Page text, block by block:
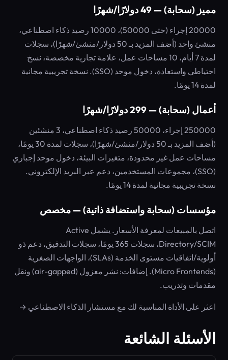
مميز (سحابة) — 49 دولارًا/شهرًا
20000 إجراء (حتى 50000)، 10000 رصيد ذكاء اصطناعي،
منشئ واحد (أضف المزيد بـ 50 دولار/منشئ/شهرًا)، سجلات
لمدة 7 أيام، 10 مساحات عمل، علامة تجارية مخصصة، نسخ
احتياطي واستعادة، دخول موحد (SSO). نسخة تجريبية مجانية
لمدة 14 يومًا.
أعمال (سحابة) — 299 دولارًا/شهرًا
250000 إجراء، 50000 رصيد ذكاء اصطناعي، 3 منشئين
(أضف المزيد بـ 50 دولار/منشئ/شهرًا)، سجلات لمدة 30 يومًا،
مساحات عمل غير محدودة، متغيرات البيئة، دخول موحد إجباري
(SSO)، مجموعات المستخدمين، دعم عبر البريد الإلكتروني.
نسخة تجريبية مجانية لمدة 14 يومًا.
مؤسسات (سحابة واستضافة ذاتية) — مخصص
اتصل بالمبيعات لمعرفة الأسعار. يشمل Active
Directory/SCIM، سجلات 365 يومًا، سجلات التدقيق، دعم ذو
أولوية/اتفاقيات مستوى الخدمة (SLAs)، الواجهات الصغرية
(Micro Frontends). إضافات: نشر معزول (air-gapped) ونقل
مقدمات وتدريب.
اعثر على الأداة المناسبة لك مع مستشار الذكاء الاصطناعي →
الأسئلة الشائعة